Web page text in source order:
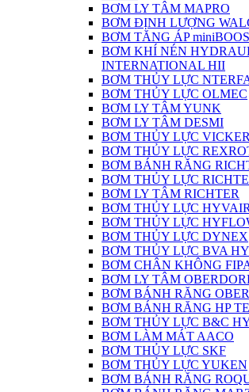
BƠM LY TÂM MAPRO
BƠM ĐỊNH LƯỢNG
BƠM TĂNG ÁP
BƠM KHÍ NÉN
INTERNATIONAL HII
BƠM THỦY LỰC
BƠM THỦY LỰC OLMEC
BƠM LY TÂM YUNK
BƠM LY TÂM DESMI
BƠM THỦY LỰC
BƠM THỦY LỰC
BƠM BÁNH RĂNG
BƠM THỦY LỰC
BƠM LY TÂM RICHTER
BƠM THỦY LỰC HYVAIR
BƠM THỦY LỰC
BƠM THỦY LỰC DYNEX
BƠM THỦY LỰC BVA
BƠM CHÂN KHÔNG
BƠM LY TÂM
BƠM BÁNH RĂNG
BƠM BÁNH RĂNG HP
BƠM THỦY LỰC B&C
BƠM LÀM MÁT AACO
BƠM THỦY LỰC SKF
BƠM THỦY LỰC YUKEN
BƠM BÁNH RĂNG